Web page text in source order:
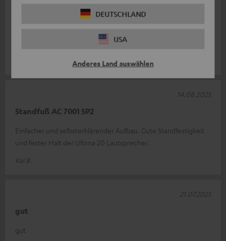
DEUTSCHLAND
USA
Anderes Land auswählen
dicker sein,aber einfach zum Aufbau.
Standfuß AC 7001 SP2
Einfacher und selbsterklärender Aufbau. Gute Standfestigkeit
und fester Halt der Ultima 20 Lautsprecher.
Kai B.
14.08.2025
gut
gut
21.07.2025